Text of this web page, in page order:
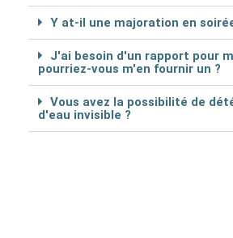
Y at-il une majoration en
J'ai besoin d'un rapport pour
pourriez-vous m'en fournir un ?
Vous avez la possibilité de
d'eau invisible ?